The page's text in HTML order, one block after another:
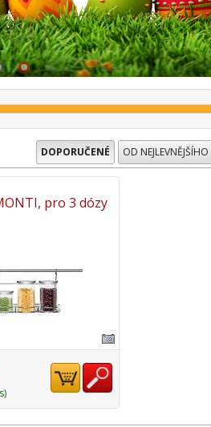
DOPORUČENÉ OD NEJLEVNĚJŠÍHO
pro 3 dózy